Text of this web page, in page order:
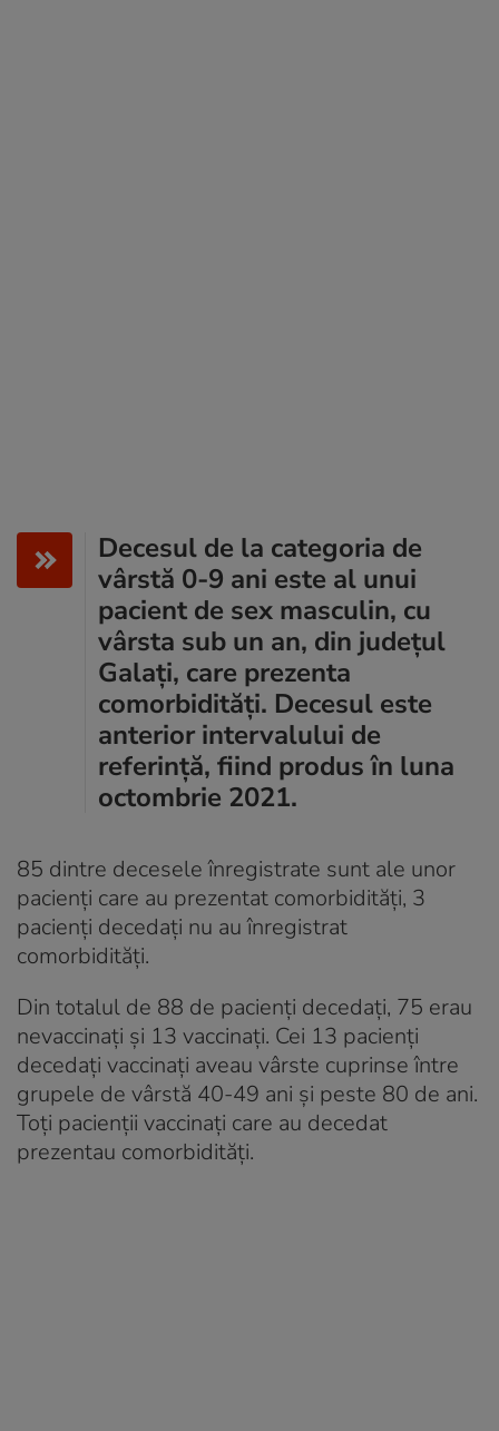
Decesul de la categoria de
vârstă 0-9 ani este al unui
pacient de sex masculin, cu
vârsta sub un an, din județul
Galați, care prezenta
comorbidități. Decesul este
anterior intervalului de
referință, fiind produs în luna
octombrie 2021.
85 dintre decesele înregistrate sunt ale unor
pacienți care au prezentat comorbidități, 3
pacienți decedați nu au înregistrat
comorbidități.
Din totalul de 88 de pacienți decedați, 75 erau
nevaccinați și 13 vaccinați. Cei 13 pacienți
decedați vaccinați aveau vârste cuprinse între
grupele de vârstă 40-49 ani și peste 80 de ani.
Toți pacienții vaccinați care au decedat
prezentau comorbidități.